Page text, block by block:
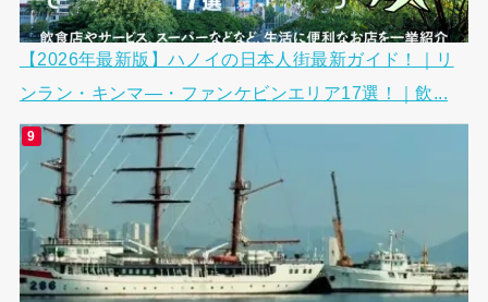
【2026年最新版】ハノイの日本人街最新ガイド！｜リ
ンラン・キンマ―・ファンケビンエリア17選！｜飲...